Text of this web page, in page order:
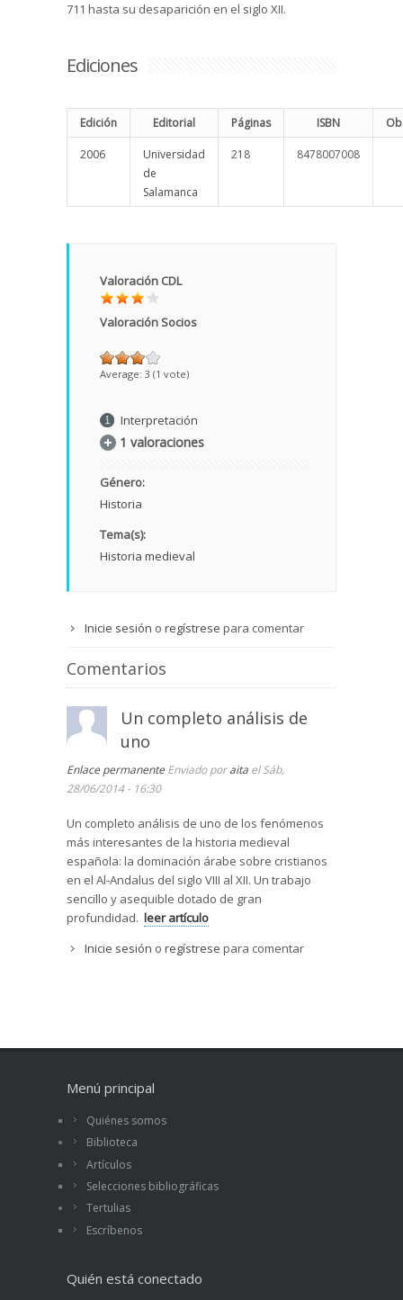
711 hasta su desaparición en el siglo XII.
Ediciones
Edición Editorial Páginas ISBN
2006
Universidad
de
Salamanca
218 8478007008
Valoración CDL
Valoración Socios
Average: 3 (1 vote)
Interpretación
1 valoraciones
Género:
Historia
Tema(s):
Historia medieval
Inicie sesión o regístrese para comentar
Comentarios
Un completo análisis de
uno
Enlace permanente Enviado poraita el Sáb,
28/06/2014 - 16:30
Un completo análisis de uno de los fenómenos
más interesantes de la historia medieval
española: la dominación árabe sobre cristianos
en el Al-Andalus del siglo VIII al XII. Un trabajo
sencillo y asequible dotado de gran
profundidad. leer artículo
Inicie sesión o regístrese para comentar
Menú principal
Quiénes somos
Biblioteca
Artículos
Selecciones bibliográficas
Tertulias
Escríbenos
Quién está conectado